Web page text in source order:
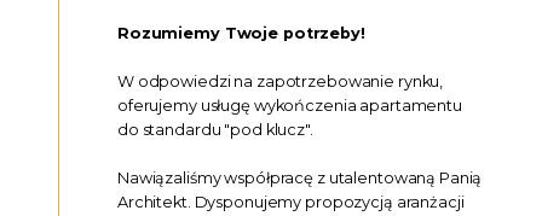
Rozumiemy Twoje potrzeby!
W odpowiedzi na zapotrzebowanie rynku,
oferujemy usługę wykończenia apartamentu
do standardu "pod klucz".
Nawiązaliśmy współpracę z utalentowaną Panią
Architekt. Dysponujemy propozycją aranżacji